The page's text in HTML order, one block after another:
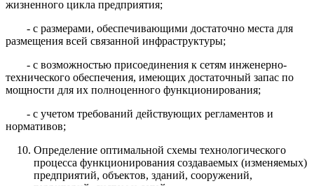
жизненного цикла предприятия;
- с размерами, обеспечивающими достаточно места для
размещения всей связанной инфраструктуры;
- с возможностью присоединения к сетям инженерно-
технического обеспечения, имеющих достаточный запас по
мощности для их полноценного функционирования;
- с учетом требований действующих регламентов и
нормативов;
Определение оптимальной схемы технологического
процесса функционирования создаваемых (изменяемых)
предприятий, объектов, зданий, сооружений,